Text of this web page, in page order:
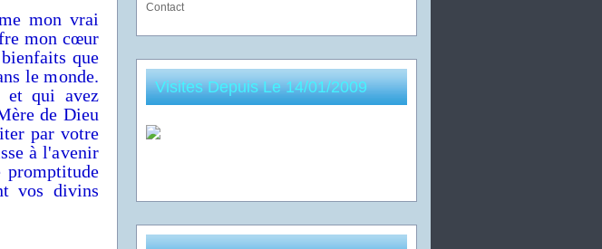
mon vrai
mon cœur
que
le monde.
et qui avez
de Dieu
par votre
à l'avenir
promptitude
vos divins
Contact
Visites Depuis Le 14/01/2009